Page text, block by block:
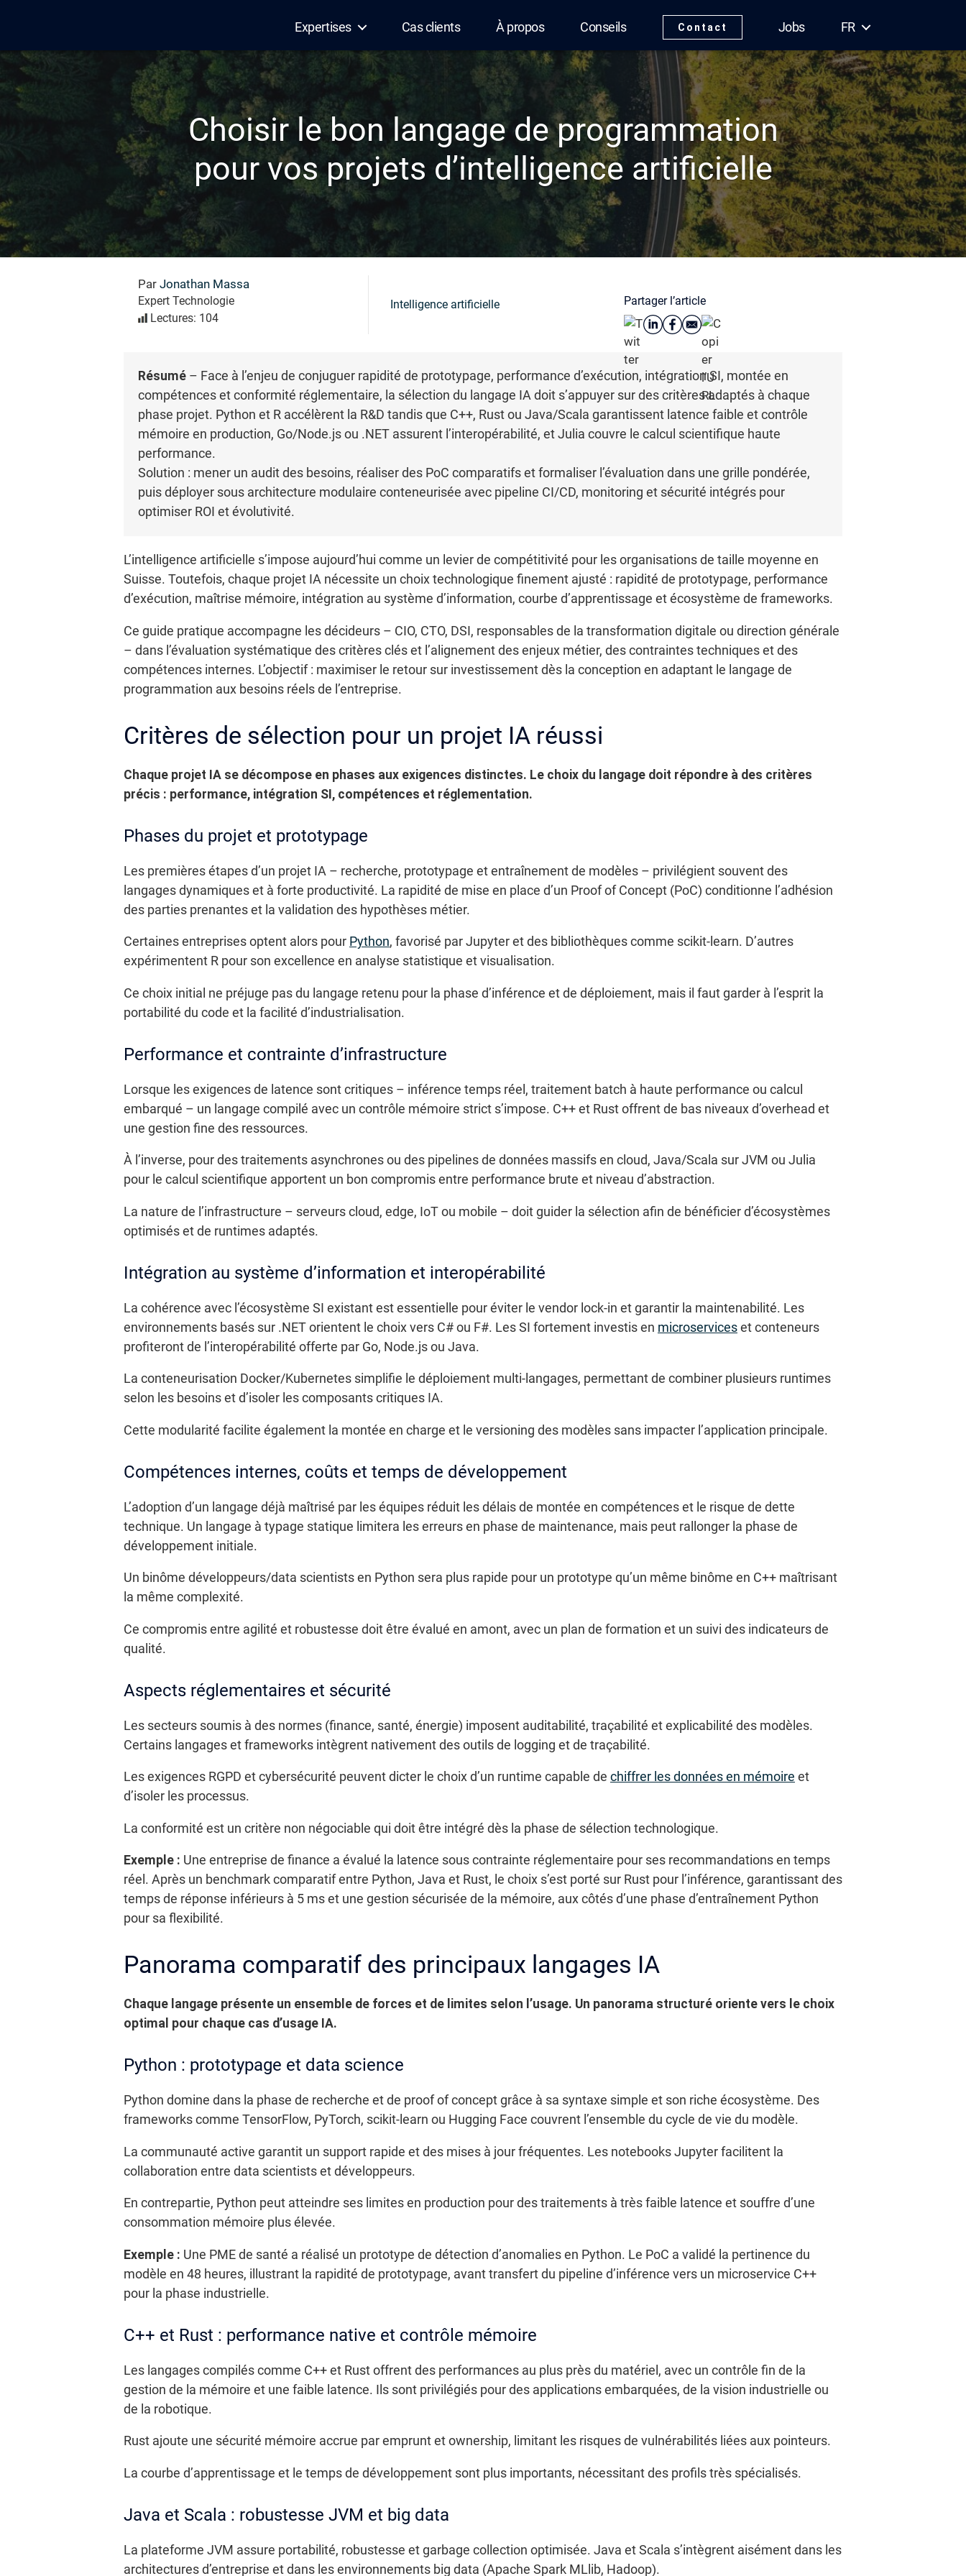
Expertises Cas clients À propos Conseils Contact Jobs FR
Choisir le bon langage de programmation
pour vos projets d’intelligence artificielle
Par Jonathan Massa
Expert Technologie
Lectures: 104
Intelligence artificielle Partager l’article
Résumé – Face à l’enjeu de conjuguer rapidité de prototypage, performance d’exécution, intégration SI, montée en
compétences et conformité réglementaire, la sélection du langage IA doit s’appuyer sur des critères adaptés à chaque
phase projet. Python et R accélèrent la R&D tandis que C++, Rust ou Java/Scala garantissent latence faible et contrôle
mémoire en production, Go/Node.js ou .NET assurent l’interopérabilité, et Julia couvre le calcul scientifique haute
performance.
Solution : mener un audit des besoins, réaliser des PoC comparatifs et formaliser l’évaluation dans une grille pondérée,
puis déployer sous architecture modulaire conteneurisée avec pipeline CI/CD, monitoring et sécurité intégrés pour
optimiser ROI et évolutivité.
L’intelligence artificielle s’impose aujourd’hui comme un levier de compétitivité pour les organisations de taille moyenne en
Suisse. Toutefois, chaque projet IA nécessite un choix technologique finement ajusté : rapidité de prototypage, performance
d’exécution, maîtrise mémoire, intégration au système d’information, courbe d’apprentissage et écosystème de frameworks.
Ce guide pratique accompagne les décideurs – CIO, CTO, DSI, responsables de la transformation digitale ou direction générale
– dans l’évaluation systématique des critères clés et l’alignement des enjeux métier, des contraintes techniques et des
compétences internes. L’objectif : maximiser le retour sur investissement dès la conception en adaptant le langage de
programmation aux besoins réels de l’entreprise.
Critères de sélection pour un projet IA réussi
Chaque projet IA se décompose en phases aux exigences distinctes. Le choix du langage doit répondre à des critères
précis : performance, intégration SI, compétences et réglementation.
Phases du projet et prototypage
Les premières étapes d’un projet IA – recherche, prototypage et entraînement de modèles – privilégient souvent des
langages dynamiques et à forte productivité. La rapidité de mise en place d’un Proof of Concept (PoC) conditionne l’adhésion
des parties prenantes et la validation des hypothèses métier.
Certaines entreprises optent alors pour Python, favorisé par Jupyter et des bibliothèques comme scikit-learn. D’autres
expérimentent R pour son excellence en analyse statistique et visualisation.
Ce choix initial ne préjuge pas du langage retenu pour la phase d’inférence et de déploiement, mais il faut garder à l’esprit la
portabilité du code et la facilité d’industrialisation.
Performance et contrainte d’infrastructure
Lorsque les exigences de latence sont critiques – inférence temps réel, traitement batch à haute performance ou calcul
embarqué – un langage compilé avec un contrôle mémoire strict s’impose. C++ et Rust offrent de bas niveaux d’overhead et
une gestion fine des ressources.
À l’inverse, pour des traitements asynchrones ou des pipelines de données massifs en cloud, Java/Scala sur JVM ou Julia
pour le calcul scientifique apportent un bon compromis entre performance brute et niveau d’abstraction.
La nature de l’infrastructure – serveurs cloud, edge, IoT ou mobile – doit guider la sélection afin de bénéficier d’écosystèmes
optimisés et de runtimes adaptés.
Intégration au système d’information et interopérabilité
La cohérence avec l’écosystème SI existant est essentielle pour éviter le vendor lock-in et garantir la maintenabilité. Les
environnements basés sur .NET orientent le choix vers C# ou F#. Les SI fortement investis en microservices et conteneurs
profiteront de l’interopérabilité offerte par Go, Node.js ou Java.
La conteneurisation Docker/Kubernetes simplifie le déploiement multi-langages, permettant de combiner plusieurs runtimes
selon les besoins et d’isoler les composants critiques IA.
Cette modularité facilite également la montée en charge et le versioning des modèles sans impacter l’application principale.
Compétences internes, coûts et temps de développement
L’adoption d’un langage déjà maîtrisé par les équipes réduit les délais de montée en compétences et le risque de dette
technique. Un langage à typage statique limitera les erreurs en phase de maintenance, mais peut rallonger la phase de
développement initiale.
Un binôme développeurs/data scientists en Python sera plus rapide pour un prototype qu’un même binôme en C++ maîtrisant
la même complexité.
Ce compromis entre agilité et robustesse doit être évalué en amont, avec un plan de formation et un suivi des indicateurs de
qualité.
Aspects réglementaires et sécurité
Les secteurs soumis à des normes (finance, santé, énergie) imposent auditabilité, traçabilité et explicabilité des modèles.
Certains langages et frameworks intègrent nativement des outils de logging et de traçabilité.
Les exigences RGPD et cybersécurité peuvent dicter le choix d’un runtime capable de chiffrer les données en mémoire et
d’isoler les processus.
La conformité est un critère non négociable qui doit être intégré dès la phase de sélection technologique.
Exemple : Une entreprise de finance a évalué la latence sous contrainte réglementaire pour ses recommandations en temps
réel. Après un benchmark comparatif entre Python, Java et Rust, le choix s’est porté sur Rust pour l’inférence, garantissant des
temps de réponse inférieurs à 5 ms et une gestion sécurisée de la mémoire, aux côtés d’une phase d’entraînement Python
pour sa flexibilité.
Panorama comparatif des principaux langages IA
Chaque langage présente un ensemble de forces et de limites selon l’usage. Un panorama structuré oriente vers le choix
optimal pour chaque cas d’usage IA.
Python : prototypage et data science
Python domine dans la phase de recherche et de proof of concept grâce à sa syntaxe simple et son riche écosystème. Des
frameworks comme TensorFlow, PyTorch, scikit-learn ou Hugging Face couvrent l’ensemble du cycle de vie du modèle.
La communauté active garantit un support rapide et des mises à jour fréquentes. Les notebooks Jupyter facilitent la
collaboration entre data scientists et développeurs.
En contrepartie, Python peut atteindre ses limites en production pour des traitements à très faible latence et souffre d’une
consommation mémoire plus élevée.
Exemple : Une PME de santé a réalisé un prototype de détection d’anomalies en Python. Le PoC a validé la pertinence du
modèle en 48 heures, illustrant la rapidité de prototypage, avant transfert du pipeline d’inférence vers un microservice C++
pour la phase industrielle.
C++ et Rust : performance native et contrôle mémoire
Les langages compilés comme C++ et Rust offrent des performances au plus près du matériel, avec un contrôle fin de la
gestion de la mémoire et une faible latence. Ils sont privilégiés pour des applications embarquées, de la vision industrielle ou
de la robotique.
Rust ajoute une sécurité mémoire accrue par emprunt et ownership, limitant les risques de vulnérabilités liées aux pointeurs.
La courbe d’apprentissage et le temps de développement sont plus importants, nécessitant des profils très spécialisés.
Java et Scala : robustesse JVM et big data
La plateforme JVM assure portabilité, robustesse et garbage collection optimisée. Java et Scala s’intègrent aisément dans les
architectures d’entreprise et dans les environnements big data (Apache Spark MLlib, Hadoop).